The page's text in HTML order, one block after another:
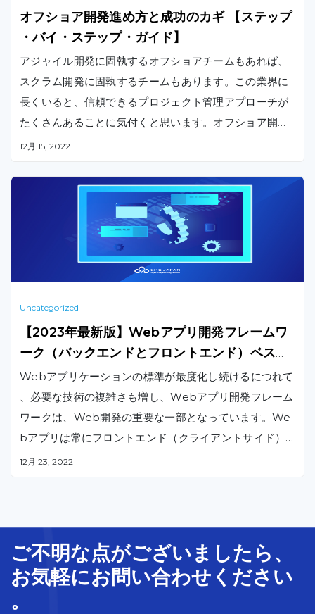
オフショア開発進め方と成功のカギ 【ステップ
・バイ・ステップ・ガイド】
アジャイル開発に固執するオフショアチームもあれば、
スクラム開発に固執するチームもあります。この業界に
長くいると、信頼できるプロジェクト管理アプローチが
たくさんあることに気付くと思います。オフショア開発
の進め方の流れに含まれるものは次のとおりです。
12月 15, 2022
Uncategorized
【2023年最新版】Webアプリ開発フレームワ
ーク（バックエンドとフロントエンド）ベスト1
0
Webアプリケーションの標準が最度化し続けるにつれて
、必要な技術の複雑さも増し、Webアプリ開発フレーム
ワークは、Web開発の重要な一部となっています。We
bアプリは常にフロントエンド（クライアントサイド）
とバックエンド（サーバーサイド）の両面を持っている
12月 23, 2022
ご不明な点がございましたら、
お気軽にお問い合わせ ください
。